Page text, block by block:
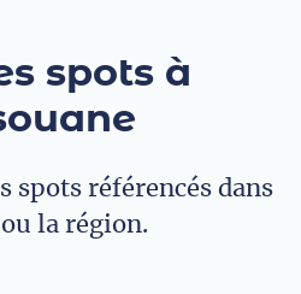
spots à
spots référencés dans
la région.